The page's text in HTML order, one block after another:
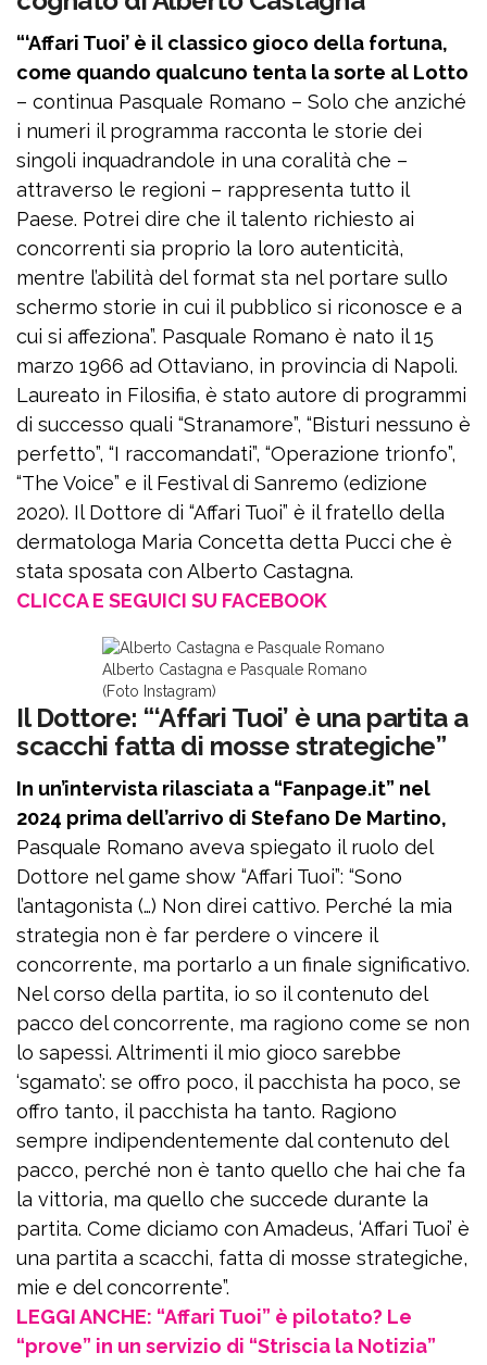
“‘Affari Tuoi’ è il classico gioco della fortuna,
come quando qualcuno tenta la sorte al Lotto
– continua Pasquale Romano – Solo che anziché
i numeri il programma racconta le storie dei
singoli inquadrandole in una coralità che –
attraverso le regioni – rappresenta tutto il
Paese. Potrei dire che il talento richiesto ai
concorrenti sia proprio la loro autenticità,
mentre l’abilità del format sta nel portare sullo
schermo storie in cui il pubblico si riconosce e a
cui si affeziona”. Pasquale Romano è nato il 15
marzo 1966 ad Ottaviano, in provincia di Napoli.
Laureato in Filosifia, è stato autore di programmi
di successo quali “Stranamore”, “Bisturi nessuno è
perfetto”, “I raccomandati”, “Operazione trionfo”,
“The Voice” e il Festival di Sanremo (edizione
2020). Il Dottore di “Affari Tuoi” è il fratello della
dermatologa Maria Concetta detta Pucci che è
stata sposata con Alberto Castagna.
CLICCA E SEGUICI SU FACEBOOK
Alberto Castagna e Pasquale Romano
(Foto Instagram)
Il Dottore: “‘Affari Tuoi’ è una partita a
scacchi fatta di mosse strategiche”
In un’intervista rilasciata a “Fanpage.it” nel
2024 prima dell’arrivo di Stefano De Martino,
Pasquale Romano aveva spiegato il ruolo del
Dottore nel game show “Affari Tuoi”: “Sono
l’antagonista (…) Non direi cattivo. Perché la mia
strategia non è far perdere o vincere il
concorrente, ma portarlo a un finale significativo.
Nel corso della partita, io so il contenuto del
pacco del concorrente, ma ragiono come se non
lo sapessi. Altrimenti il mio gioco sarebbe
‘sgamato’: se offro poco, il pacchista ha poco, se
offro tanto, il pacchista ha tanto. Ragiono
sempre indipendentemente dal contenuto del
pacco, perché non è tanto quello che hai che fa
la vittoria, ma quello che succede durante la
partita. Come diciamo con Amadeus, ‘Affari Tuoi’ è
una partita a scacchi, fatta di mosse strategiche,
mie e del concorrente”.
LEGGI ANCHE: “Affari Tuoi” è pilotato? Le
“prove” in un servizio di “Striscia la Notizia”